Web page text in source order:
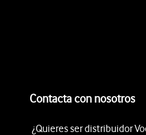
Contacta con nosotros
¿Quieres ser distribuidor